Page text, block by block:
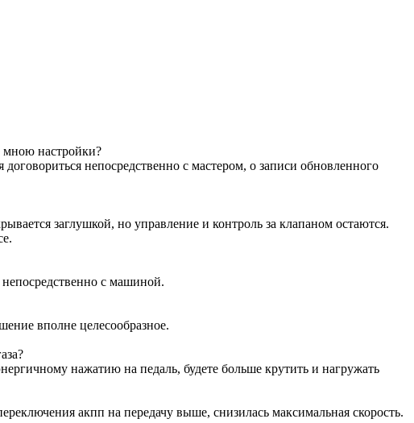
мною настройки?
непосредственно с мастером, о записи обновленного
заглушкой, но управление и контроль за клапаном остаются.
с машиной.
вполне целесообразное.
нажатию на педаль, будете больше крутить и нагружать
акпп на передачу выше, снизилась максимальная скорость.